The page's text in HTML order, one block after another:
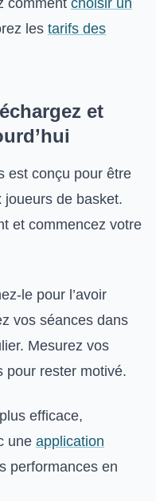
les tarifs des
et
est conçu pour être
de basket.
et commencez votre
le pour l’avoir
vos séances dans
Mesurez vos
pour rester motivé.
efficace,
une application
performances en